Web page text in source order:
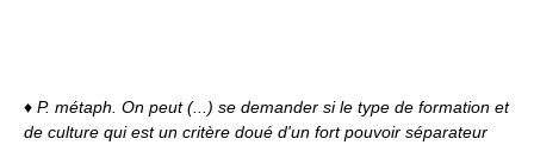
♦ P. métaph. On peut (...) se demander si le type de formation et
de culture qui est un critère doué d'un fort pouvoir séparateur